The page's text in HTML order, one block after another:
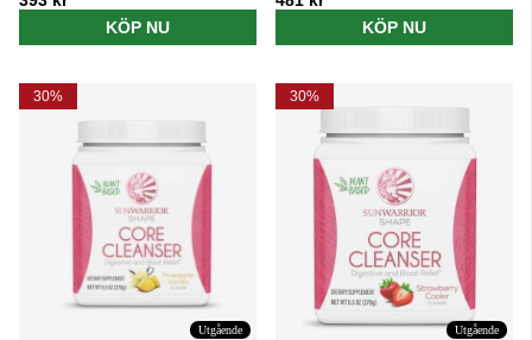
KÖP NU
KÖP NU
30%
Utgående
30%
Utgående